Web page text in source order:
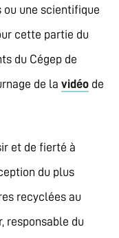
une scientifique
cette partie du
du Cégep de
de la vidéo de
et de fierté à
du plus
recyclées au
responsable du